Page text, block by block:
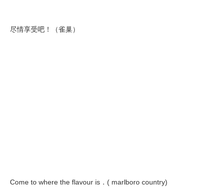
尽情享受吧！（雀巢）
Come to where the flavour is．( marlboro country)